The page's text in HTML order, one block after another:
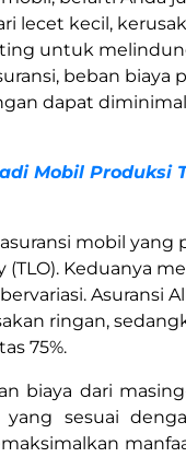
lecet kecil,
untuk
beban biaya
dapat
Mobil
mobil yang
(TLO). Keduanya
Asuransi
ringan,
75%.
biaya dari
sesuai